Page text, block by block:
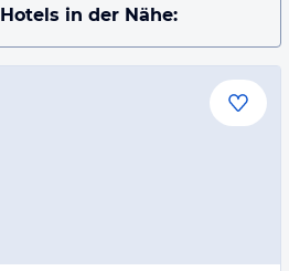
Hotels in der Nähe: